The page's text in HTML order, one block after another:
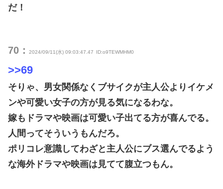
だ！
70： 2024/09/11(水) 09:03:47.47 ID:o9TEWMHM0
>>69
そりゃ、男女関係なくブサイクが主人公よりイケメ
ンや可愛い女子の方が見る気になるわな。
嫁もドラマや映画は可愛い子出てる方が喜んでる。
人間ってそういうもんだろ。
ポリコレ意識してわざと主人公にブス選んでるよう
な海外ドラマや映画は見てて腹立つもん。